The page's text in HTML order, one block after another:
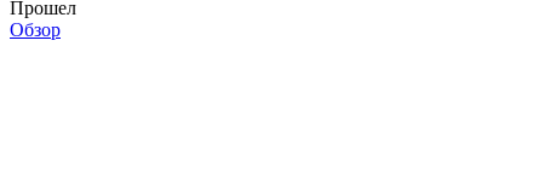
Прошел
Обзор